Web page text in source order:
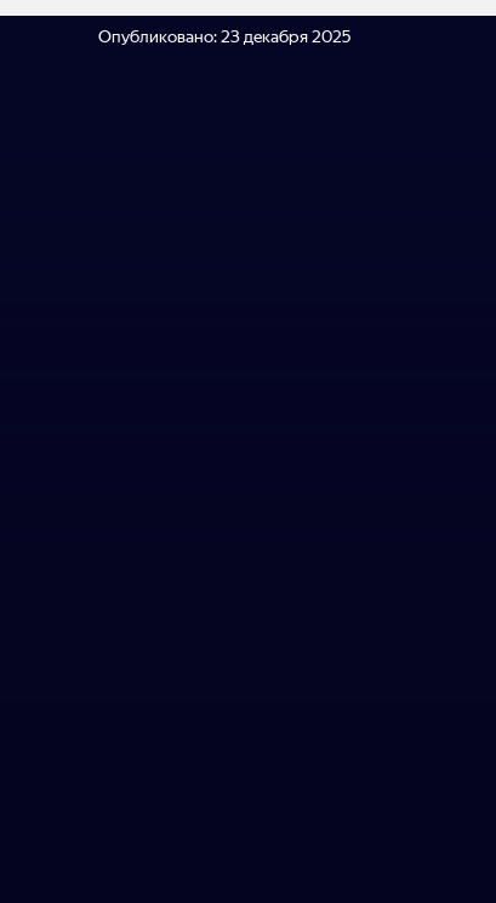
Опубликовано:23 декабря 2025